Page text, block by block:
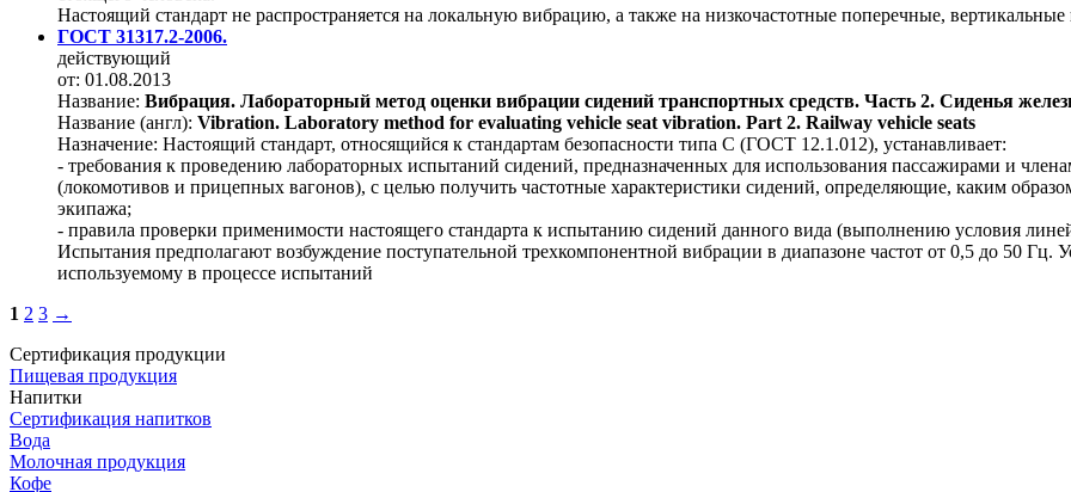
Настоящий стандарт не распространяется на локальную вибрацию, а также на низкочастотные поперечные,
ГОСТ 31317.2-2006.
действующий
от: 01.08.2013
Название: Вибрация. Лабораторный метод оценки вибрации сидений транспортных средств. Часть 2. Сиденья
Название (англ): Vibration. Laboratory method for evaluating vehicle seat vibration. Part 2. Railway vehicle seats
Назначение: Настоящий стандарт, относящийся к стандартам безопасности типа С (ГОСТ 12.1.012), устанавливает:
- требования к проведению лабораторных испытаний сидений, предназначенных для использования пассажирами и
(локомотивов и прицепных вагонов), с целью получить частотные характеристики сидений, определяющие, каким
экипажа;
- правила проверки применимости настоящего стандарта к испытанию сидений данного вида (выполнению условия
Испытания предполагают возбуждение поступательной трехкомпонентной вибрации в диапазоне частот от 0,5 до 50 Гц.
используемому в процессе испытаний
1 2 3 →
Сертификация продукции
Пищевая продукция
Напитки
Сертификация напитков
Вода
Молочная продукция
Кофе